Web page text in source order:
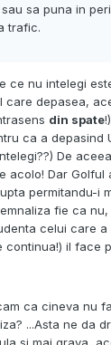
sa puna in
trafic.
ce nu intelegi
depasea,
din spate
ca a depasind
De
acolo! Dar Golful
permitandu-i
fie ca
celui care
continua!) il face
ca cineva nu
...Asta ne da